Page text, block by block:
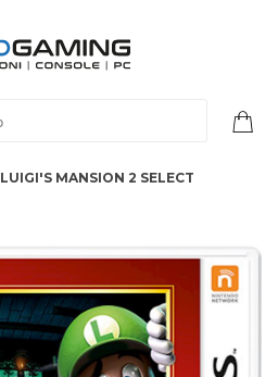
LUIGI'S MANSION 2 SELECT